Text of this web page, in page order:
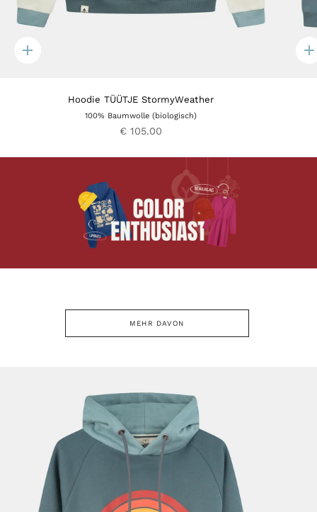
Quick
Hoodie TÜÜTJE StormyWeather
100% Baumwolle (biologisch)
€ 105.00
MEHR DAVON